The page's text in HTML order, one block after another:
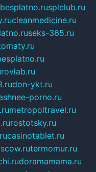
splclub.ru
cleanmedicine.ru
seks-365.ru
don-ykt.ru
porno.ru
metropoltravel.ru
rostotsky.ru
casinotablet.ru
termomur.ru
doramamama.ru